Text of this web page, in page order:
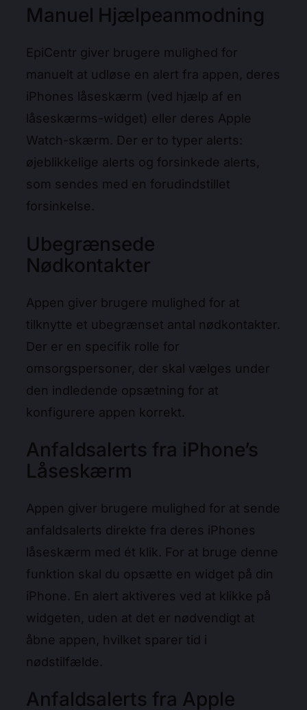
Manuel Hjælpeanmodning
EpiCentr giver brugere mulighed for
manuelt at udløse en alert fra appen, deres
iPhones låseskærm (ved hjælp af en
låseskærms-widget) eller deres Apple
Watch-skærm. Der er to typer alerts:
øjeblikkelige alerts og forsinkede alerts,
som sendes med en forudindstillet
forsinkelse.
Ubegrænsede
Nødkontakter
Appen giver brugere mulighed for at
tilknytte et ubegrænset antal nødkontakter.
Der er en specifik rolle for
omsorgspersoner, der skal vælges under
den indledende opsætning for at
konfigurere appen korrekt.
Anfaldsalerts fra iPhone’s
Låseskærm
Appen giver brugere mulighed for at sende
anfaldsalerts direkte fra deres iPhones
låseskærm med ét klik. For at bruge denne
funktion skal du opsætte en widget på din
iPhone. En alert aktiveres ved at klikke på
widgeten, uden at det er nødvendigt at
åbne appen, hvilket sparer tid i
nødstilfælde.
Anfaldsalerts fra Apple